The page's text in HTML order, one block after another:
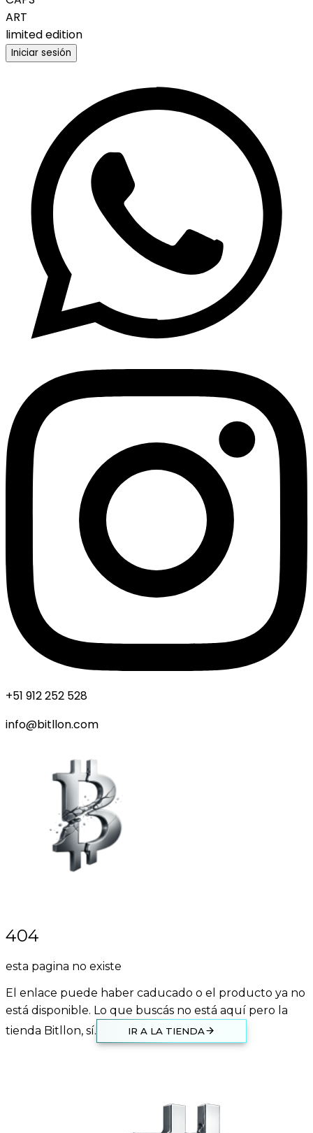
ART
limited edition
Iniciar sesión
+51 912 252 528
info@bitllon.com
404
esta pagina no existe
El enlace puede haber caducado o el producto ya no
está disponible. Lo que buscás no está aquí pero la
tienda Bitllon, sí.
IR A LA TIENDA